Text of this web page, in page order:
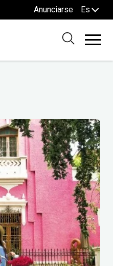
Anunciarse Es